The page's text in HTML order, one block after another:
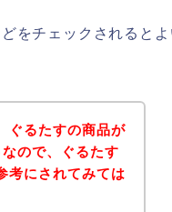
をチェックされるとよ
ぐるたすの商品が
ので、ぐるたす
考にされてみては